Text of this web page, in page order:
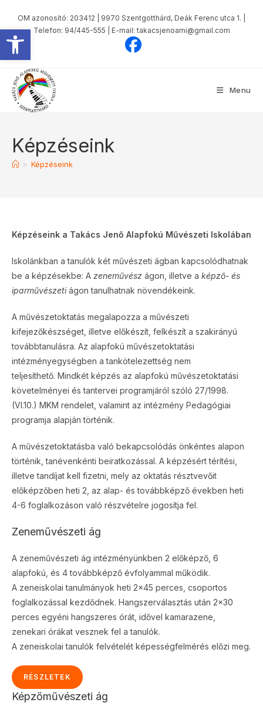
Eszköztár megnyitása
content
OM azonosító: 203412 | 9970 Szentgotthárd, Deák Ferenc utca 1. |
Telefon: 94/445-555 | E-mail: takacsjenoami@gmail.com
Menu
Képzéseink
> Képzéseink
Képzéseink a Takács Jenő Alapfokú Művészeti Iskolában
Iskolánkban a tanulók két művészeti ágban kapcsolódhatnak
be a képzésekbe: A zeneművész ágon, illetve a képző- és
iparművészetiágon tanulhatnak növendékeink.
A művészetoktatás megalapozza a művészeti
kifejezőkészséget, illetve előkészít, felkészít a szakirányú
továbbtanulásra. Az alapfokú művészetoktatási
intézményegységben a tankötelezettség nem
teljesíthető. Mindkét képzés az alapfokú művészetoktatási
követelményei és tantervei programjáról szóló 27/1998.
(VI.10.) MKM rendelet, valamint az intézmény Pedagógiai
programja alapján történik.
A művészetoktatásba való bekapcsolódás önkéntes alapon
történik, tanévenkénti beiratkozással. A képzésért térítési,
illetve tandíjat kell fizetni, mely az oktatás résztvevőit
előképzőben heti 2, az alap- és továbbképző években heti
4-6 foglalkozáson való részvételre jogosítja fel.
Zeneművészeti ág
A zeneművészeti ág intézményünkben 2 előképző, 6
alapfokú, és 4 továbbképző évfolyammal működik.
A zeneiskolai tanulmányok heti 2×45 perces, csoportos
foglalkozással kezdődnek. Hangszerválasztás után 2×30
perces egyéni hangszeres órát, idővel kamarazene,
zenekari órákat vesznek fel a tanulók.
A zeneiskolai tanulók felvételét képességfelmérés előzi meg.
RÉSZLETEK
Képzőművészeti ág